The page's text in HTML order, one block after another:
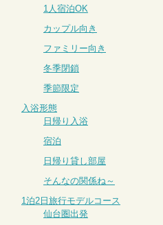
1人宿泊OK
カップル向き
ファミリー向き
冬季閉鎖
季節限定
入浴形態
日帰り入浴
宿泊
日帰り貸し部屋
そんなの関係ね～
1泊2日旅行モデルコース
仙台圏出発